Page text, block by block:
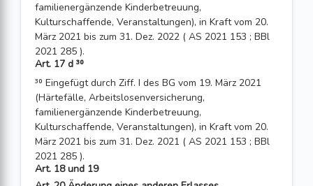
familienergänzende Kinderbetreuung,
Kulturschaffende, Veranstaltungen), in Kraft vom 20.
März 2021 bis zum 31. Dez. 2022 ( AS 2021 153 ; BBl
2021 285 ).
Art. 17 d ³⁰
³⁰ Eingefügt durch Ziff. I des BG vom 19. März 2021
(Härtefälle, Arbeitslosenversicherung,
familienergänzende Kinderbetreuung,
Kulturschaffende, Veranstaltungen), in Kraft vom 20.
März 2021 bis zum 31. Dez. 2021 ( AS 2021 153 ; BBl
2021 285 ).
Art. 18 und 19